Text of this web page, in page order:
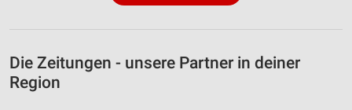
Die Zeitungen - unsere Partner in deiner
Region